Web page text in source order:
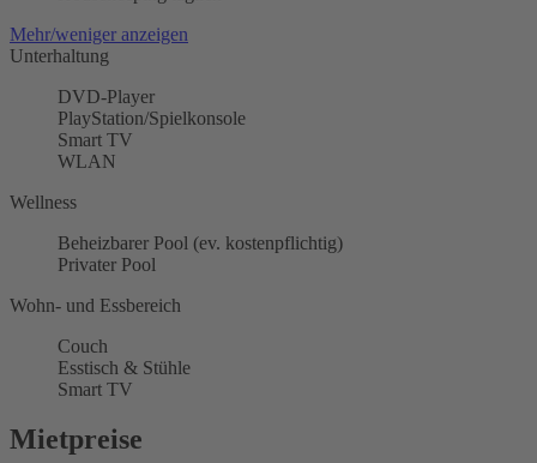
Mehr/weniger anzeigen
Unterhaltung
DVD-Player
PlayStation/Spielkonsole
Smart TV
WLAN
Wellness
Beheizbarer Pool (ev. kostenpflichtig)
Privater Pool
Wohn- und Essbereich
Couch
Esstisch & Stühle
Smart TV
Mietpreise